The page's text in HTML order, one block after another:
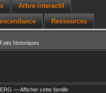
Arbre interactif
Ressources
Faits historiques
—Afficher cette famille